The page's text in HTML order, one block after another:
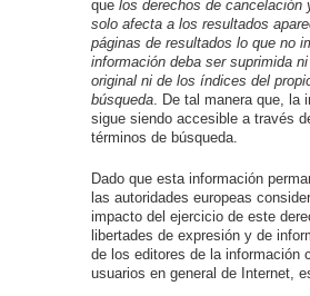
que los derechos de cancelación
solo afecta a los resultados
páginas de resultados lo que no
información deba ser suprimida
original ni de los índices del
búsqueda. De tal manera que, la
sigue siendo accesible a través
términos de búsqueda.
Dado que esta información
las autoridades europeas
impacto del ejercicio de este
libertades de expresión y de
de los editores de la información
usuarios en general de Internet,